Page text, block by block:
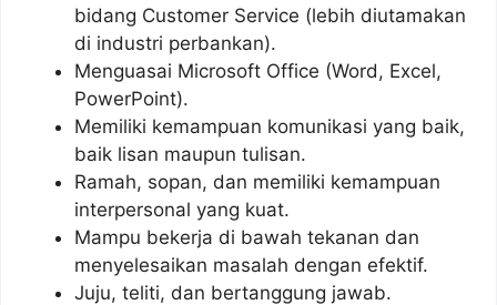
bidang Customer Service (lebih diutamakan
di industri perbankan).
Menguasai Microsoft Office (Word, Excel,
PowerPoint).
Memiliki kemampuan komunikasi yang baik,
baik lisan maupun tulisan.
Ramah, sopan, dan memiliki kemampuan
interpersonal yang kuat.
Mampu bekerja di bawah tekanan dan
menyelesaikan masalah dengan efektif.
Juju, teliti, dan bertanggung jawab.